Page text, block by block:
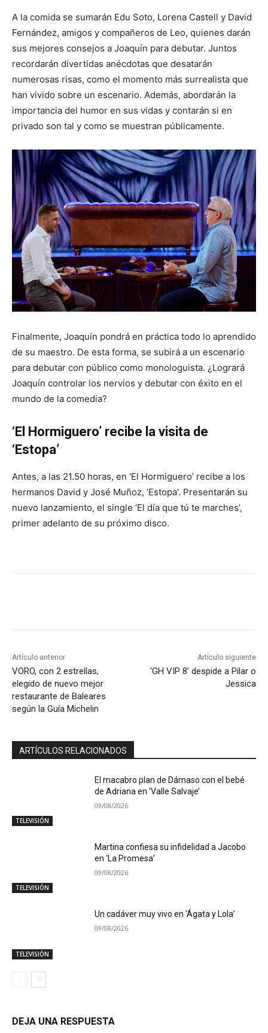
A la comida se sumarán Edu Soto, Lorena Castell y David
Fernández, amigos y compañeros de Leo, quienes darán
sus mejores consejos a Joaquín para debutar. Juntos
recordarán divertidas anécdotas que desatarán
numerosas risas, como el momento más surrealista que
han vivido sobre un escenario. Además, abordarán la
importancia del humor en sus vidas y contarán si en
privado son tal y como se muestran públicamente.
Finalmente, Joaquín pondrá en práctica todo lo aprendido
de su maestro. De esta forma, se subirá a un escenario
para debutar con público como monologuista. ¿Logrará
Joaquín controlar los nervios y debutar con éxito en el
mundo de la comedia?
‘El Hormiguero’ recibe la visita de
‘Estopa’
Antes, a las 21.50 horas, en ‘El Hormiguero’ recibe a los
hermanos David y José Muñoz, ‘Estopa’. Presentarán su
nuevo lanzamiento, el single ‘El día que tú te marches’,
primer adelanto de su próximo disco.
Artículo anterior
VORO, con 2 estrellas,
elegido de nuevo mejor
restaurante de Baleares
según la Guía Michelin
Artículo siguiente
‘GH VIP 8’ despide a Pilar o
Jessica
ARTÍCULOS RELACIONADOS
TELEVISIÓN
El macabro plan de Dámaso con el bebé
de Adriana en ‘Valle Salvaje’
09/08/2026
TELEVISIÓN
Martina confiesa su infidelidad a Jacobo
en ‘La Promesa’
09/08/2026
TELEVISIÓN
Un cadáver muy vivo en ‘Ágata y Lola’
09/08/2026
DEJA UNA RESPUESTA